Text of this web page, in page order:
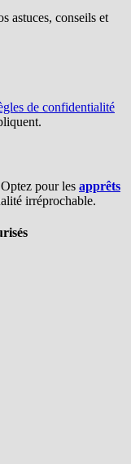
astuces, conseils et
de confidentialité
pour les apprêts
irréprochable.